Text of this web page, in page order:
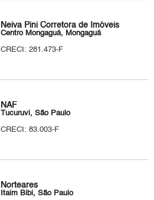
Neiva Pini Corretora de Imóveis
Centro Mongaguá, Mongaguá
CRECI: 281.473-F
NAF
Tucuruvi, São Paulo
CRECI: 83.003-F
Norteares
Itaim Bibi, São Paulo